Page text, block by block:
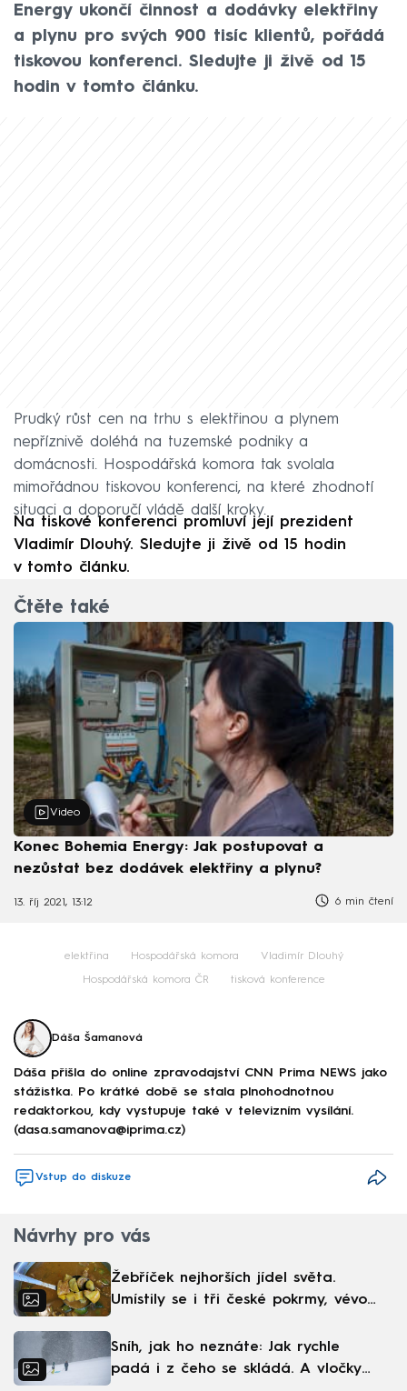
Energy ukončí činnost a dodávky elektřiny
a plynu pro svých 900 tisíc klientů, pořádá
tiskovou konferenci. Sledujte ji živě od 15
hodin v tomto článku.
Prudký růst cen na trhu s elektřinou a plynem
nepříznivě doléhá na tuzemské podniky a
domácnosti. Hospodářská komora tak svolala
mimořádnou tiskovou konferenci, na které zhodnotí
situaci a doporučí vládě další kroky.
Na tiskové konferenci promluví její prezident
Vladimír Dlouhý. Sledujte ji živě od 15 hodin
v tomto článku.
Čtěte také
Video
Konec Bohemia Energy: Jak postupovat a
nezůstat bez dodávek elektřiny a plynu?
13. říj 2021, 13:12 6 min čtení
elektřina Hospodářská komora Vladimír Dlouhý
Hospodářská komora ČR tisková konference
Dáša Šamanová
Dáša přišla do online zpravodajství CNN Prima NEWS jako
stážistka. Po krátké době se stala plnohodnotnou
redaktorkou, kdy vystupuje také v televizním vysílání.
(dasa.samanova@iprima.cz)
Vstup do diskuze
Návrhy pro vás
Žebříček nejhorších jídel světa.
Umístily se i tři české pokrmy, vévodí
Sníh, jak ho neznáte: Jak rychle
padá i z čeho se skládá. A vločky